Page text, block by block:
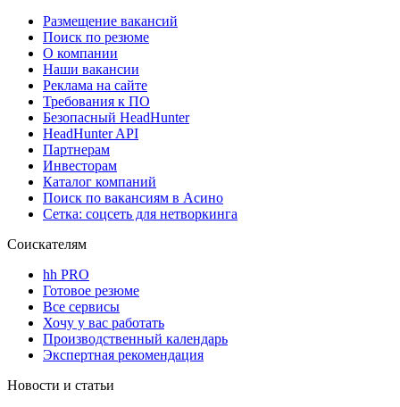
Размещение вакансий
Поиск по резюме
О компании
Наши вакансии
Реклама на сайте
Требования к ПО
Безопасный HeadHunter
HeadHunter API
Партнерам
Инвесторам
Каталог компаний
Поиск по вакансиям в Асино
Сетка: соцсеть для нетворкинга
Соискателям
hh PRO
Готовое резюме
Все сервисы
Хочу у вас работать
Производственный календарь
Экспертная рекомендация
Новости и статьи